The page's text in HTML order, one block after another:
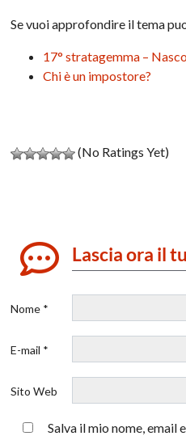
Se vuoi approfondire il tema
17° stratagemma –
Chi è un impostore?
(No Ratings Yet)
Lascia ora il
Nome *
E-mail *
Sito Web
Salva il mio nome,